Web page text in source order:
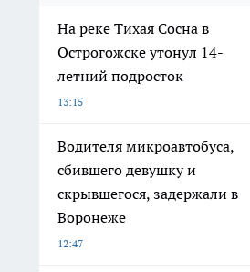
На реке Тихая Сосна в
Острогожске утонул 14-
летний подросток
13:15
Водителя микроавтобуса,
сбившего девушку и
скрывшегося, задержали в
Воронеже
12:47